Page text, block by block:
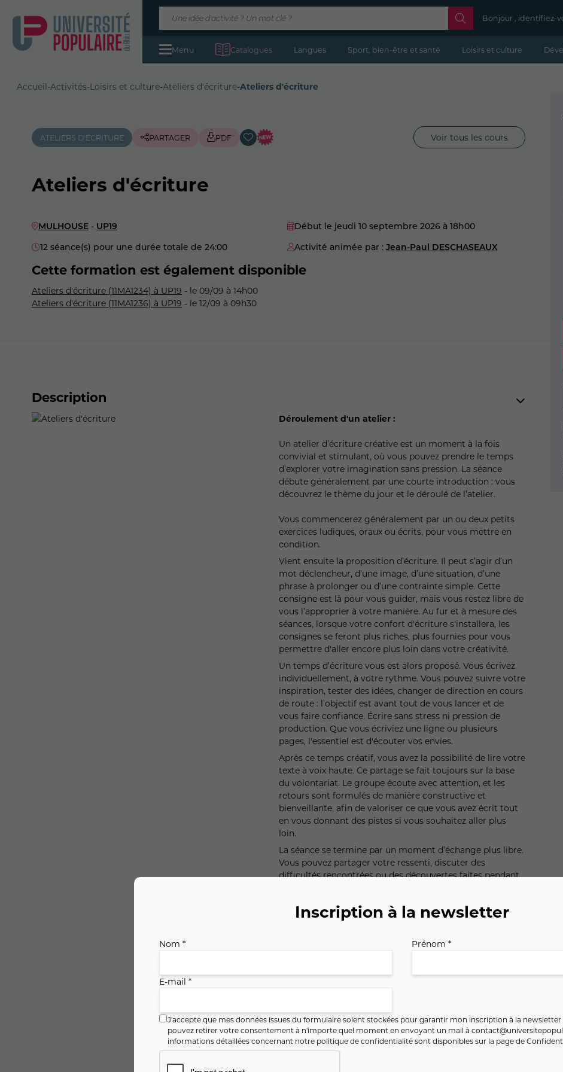
Bonjour , identifiez-
Menu Catalogues Langues Sport, bien-être et santé Loisirs et culture
Accueil-Activités-Loisirs et culture-Ateliers d'écriture-Ateliers d'écriture
ATELIERS D'ÉCRITURE PARTAGER PDF Voir tous les cours
Ateliers d'écriture
MULHOUSE - UP19 Début le jeudi 10 septembre 2026 à 18h00
12 séance(s) pour une durée totale de 24:00
Activité animée par : Jean-Paul DESCHASEAUX
Cette formation est également disponible
Ateliers d'écriture (11MA1234) à UP19 - le 09/09 à 14h00
Ateliers d'écriture (11MA1236) à UP19 - le 12/09 à 09h30
Description
Déroulement d'un atelier :
Un atelier d’écriture créative est un moment à la fois
convivial et stimulant, où vous pouvez prendre le temps
d’explorer votre imagination sans pression. La séance
débute généralement par une courte introduction : vous
découvrez le thème du jour et le déroulé de l’atelier.
Vous commencerez généralement par un ou deux petits
exercices ludiques, oraux ou écrits, pour vous mettre en
condition.
Vient ensuite la proposition d’écriture. Il peut s’agir d’un
mot déclencheur, d’une image, d’une situation, d’une
phrase à prolonger ou d’une contrainte simple. Cette
consigne est là pour vous guider, mais vous restez libre de
vous l’approprier à votre manière. Au fur et à mesure des
séances, lorsque votre confort d'écriture s'installera, les
consignes se feront plus riches, plus fournies pour vous
permettre d'aller encore plus loin dans votre créativité.
Un temps d’écriture vous est alors proposé. Vous écrivez
individuellement, à votre rythme. Vous pouvez suivre votre
inspiration, tester des idées, changer de direction en cours
de route : l’objectif est avant tout de vous lancer et de
vous faire confiance. Écrire sans stress ni pression de
production. Que vous écriviez une ligne ou plusieurs
pages, l'essentiel est d'écouter vos envies.
Après ce temps créatif, vous avez la possibilité de lire votre
texte à voix haute. Ce partage se fait toujours sur la base
du volontariat. Le groupe écoute avec attention, et les
retours sont formulés de manière constructive et
bienveillante, afin de valoriser ce que vous avez écrit tout
en vous donnant des pistes si vous souhaitez aller plus
loin.
La séance se termine par un moment d’échange plus libre.
Vous pouvez partager votre ressenti, discuter des
difficultés rencontrées ou des découvertes faites pendant
Participer à plusieurs ateliers d’écriture vous permet
d’entrer dans une véritable dynamique de progression. Là
régularité vous aide à installer une pratique et à dépasser
plus facilement les blocages.
devient plus naturel, vous hésitez moins, et vous osez
davantage explorer des idées originales ou personnelles.
Cette continuité vous permet aussi de mieux comprendre
Inscription à la newsletter
Nom * Prénom *
E-mail *
J'accepte que mes données issues du formulaire soient stockées pour garantir mon inscription à la newsletter
pouvez retirer votre consentement à n'importe quel moment en envoyant un mail à
informations détaillées concernant notre politique de confidentialité sont disponibles sur la page de